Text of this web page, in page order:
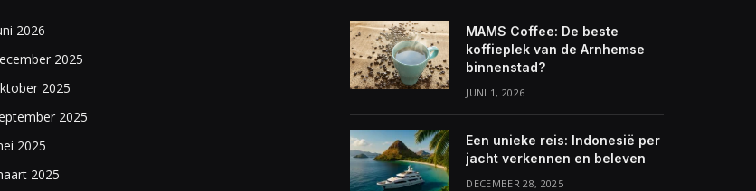
2026
2025
2025
2025
2025
2025
MAMS Coffee: De beste
koffieplek van de Arnhemse
binnenstad?
JUNI 1, 2026
Een unieke reis: Indonesië per
jacht verkennen en beleven
DECEMBER 28, 2025